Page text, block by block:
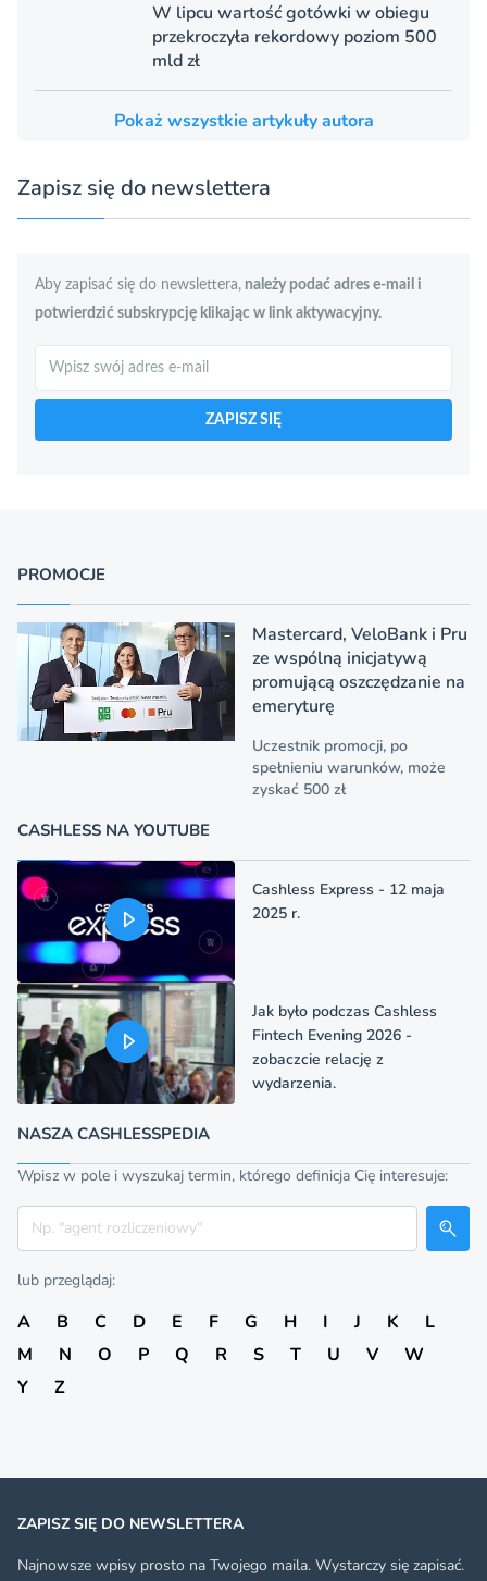
W lipcu wartość gotówki w obiegu
przekroczyła rekordowy poziom 500
mld zł
Pokaż wszystkie artykuły autora
Zapisz się do newslettera
Aby zapisać się do newslettera, należy podać adres e-mail i
potwierdzić subskrypcję klikając w link aktywacyjny.
Szukaj
ZAPISZ SIĘ
PROMOCJE
Mastercard, VeloBank i Pru
ze wspólną inicjatywą
promującą oszczędzanie na
emeryturę
Uczestnik promocji, po
spełnieniu warunków, może
zyskać 500 zł
CASHLESS NA YOUTUBE
Cashless Express - 12 maja
2025 r.
Jak było podczas Cashless
Fintech Evening 2026 -
zobaczcie relację z
wydarzenia.
NASZA CASHLESSPEDIA
Wpisz w pole i wyszukaj termin, którego definicja Cię interesuje:
Szukaj
lub przeglądaj:
A B C D E F G H I J K
L
M
N O P Q R S T U V
W
Y
Z
ZAPISZ SIĘ DO NEWSLETTERA
Najnowsze wpisy prosto na Twojego maila. Wystarczy się zapisać.